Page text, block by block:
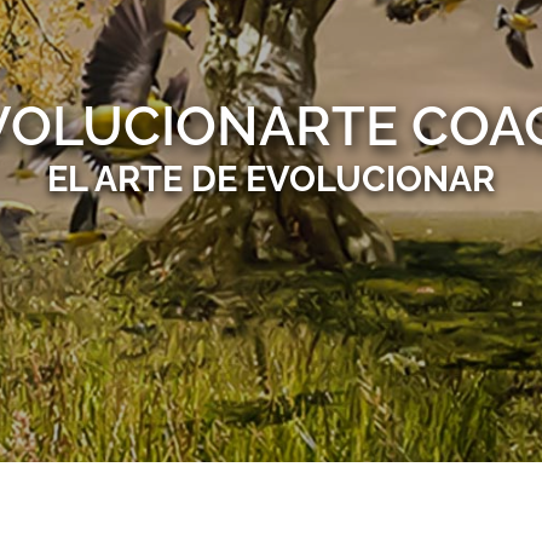
EL ARTE DE EVOLUCIONAR